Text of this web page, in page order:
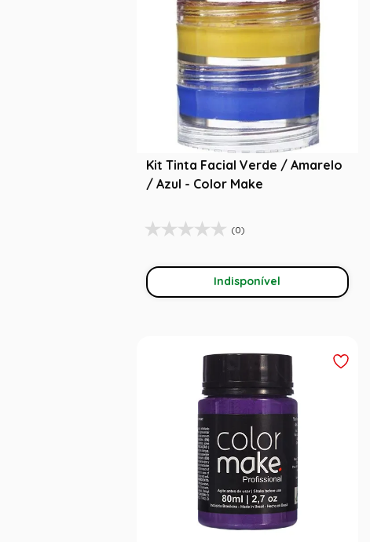
Kit Tinta Facial Verde / Amarelo
/ Azul - Color Make
(0)
Indisponível